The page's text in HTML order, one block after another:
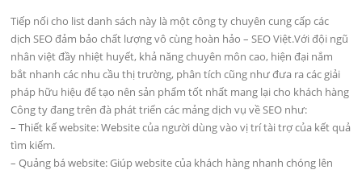
Tiếp nối cho list danh sách này là một công ty chuyên cung cấp các
dịch SEO đảm bảo chất lượng vô cùng hoàn hảo – SEO Việt.Với đội ngũ
nhân việt đầy nhiệt huyết, khả năng chuyên môn cao, hiện đại nắm
bắt nhanh các nhu cầu thị trường, phân tích cũng như đưa ra các giải
pháp hữu hiệu để tạo nên sản phẩm tốt nhất mang lại cho khách hàng
Công ty đang trên đà phát triển các mảng dịch vụ về SEO như:
– Thiết kế website: Website của người dùng vào vị trí tài trợ của kết quả
tìm kiếm.
– Quảng bá website: Giúp website của khách hàng nhanh chóng lên